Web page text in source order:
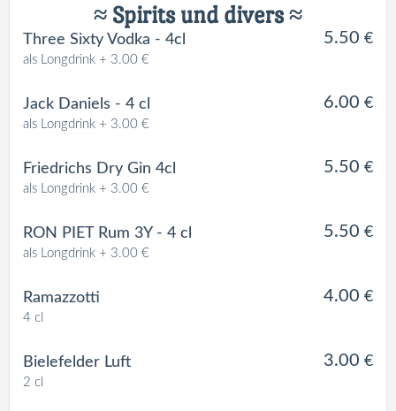
≈ Spirits und divers ≈
Three Sixty Vodka - 4cl
als Longdrink + 3.00 €
5.50 €
Jack Daniels - 4 cl
als Longdrink + 3.00 €
6.00 €
Friedrichs Dry Gin 4cl
als Longdrink + 3.00 €
5.50 €
RON PIET Rum 3Y - 4 cl
als Longdrink + 3.00 €
5.50 €
Ramazzotti
4 cl
4.00 €
Bielefelder Luft
2 cl
3.00 €